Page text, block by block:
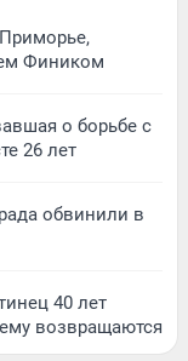
Фиником
о борьбе с
26 лет
обвинили в
40 лет
возвращаются